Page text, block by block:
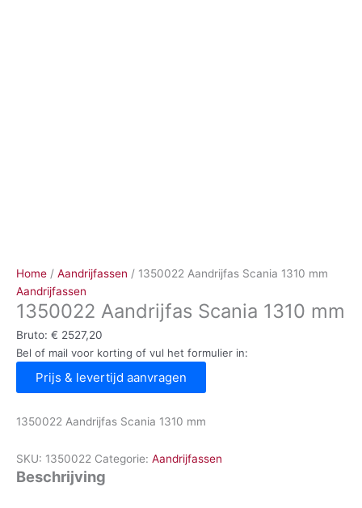
Home / Aandrijfassen / 1350022 Aandrijfas Scania 1310 mm
Aandrijfassen
1350022 Aandrijfas Scania 1310 mm
Bruto: € 2527,20
Bel of mail voor korting of vul het formulier in:
Prijs & levertijd aanvragen
1350022 Aandrijfas Scania 1310 mm
SKU: 1350022 Categorie: Aandrijfassen
Beschrijving